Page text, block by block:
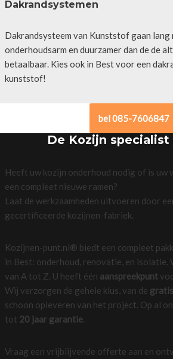
Dakrandsystemen
Dakrandsysteem van Kunststof gaan lang
onderhoudsarm en duurzamer dan de de
betaalbaar. Kies ook in Best voor een
kunststof!
bel 085-7606847
De Kozijn specialist
Heeft uw kozijn onderhoud nodig of is uw
een compleet nieuwe ramen?
Laat de werkzaamheden uitvoeren door
gecertificeerde kozijnen-fabriek.
Kozijnen-punt.nl® biedt een compleet
in Best: onderhoud, renovatie, en isolatie.
van A tot Z. U heeft één aanspreekpunt
Wij verzorgen de gehele klus, van de
schoon opleveren van het project. Op al
tot 20 jaar garantie.
Vraag een vrijblijvende offerte aan en